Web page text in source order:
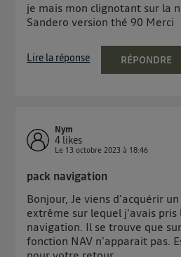
je mais mon clignotant sur la
Sandero version thé 90 Merci
Lire la réponse RÉPONDRE
Nym
4 likes
Le 13 octobre 2023 à 18:46
pack navigation
Bonjour, Je viens d'acquérir
extrême sur lequel j'avais
navigation. Il se trouve que
fonction NAV n'apparait pas.